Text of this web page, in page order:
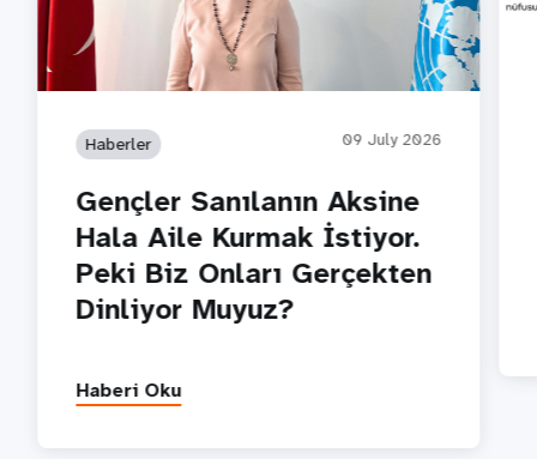
Haberler 09 July 2026
Gençler Sanılanın Aksine
Hala Aile Kurmak İstiyor.
Peki Biz Onları Gerçekten
Dinliyor Muyuz?
Haberi Oku